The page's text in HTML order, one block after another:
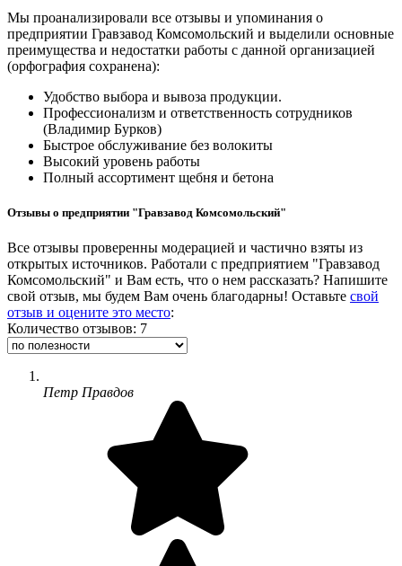
Мы проанализировали все отзывы и упоминания о
предприятии Гравзавод Комсомольский и выделили основные
преимущества и недостатки работы с данной организацией
(орфография сохранена):
Удобство выбора и вывоза продукции.
Профессионализм и ответственность сотрудников
(Владимир Бурков)
Быстрое обслуживание без волокиты
Высокий уровень работы
Полный ассортимент щебня и бетона
Отзывы о предприятии "Гравзавод Комсомольский"
Все отзывы проверенны модерацией и частично взяты из
открытых источников. Работали с предприятием "Гравзавод
Комсомольский" и Вам есть, что о нем рассказать? Напишите
свой отзыв, мы будем Вам очень благодарны! Оставьте свой
отзыв и оцените это место:
Количество отзывов: 7
Петр Правдов